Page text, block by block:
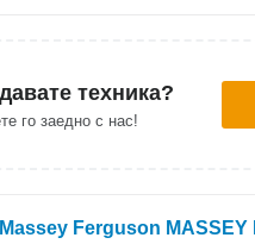
техника?
го заедно с нас!